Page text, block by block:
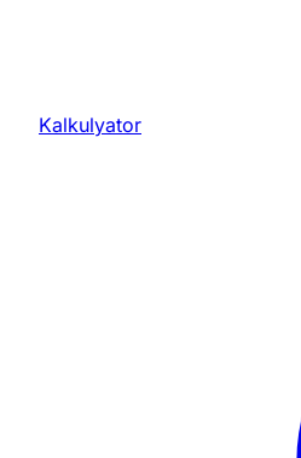
Kalkulyator